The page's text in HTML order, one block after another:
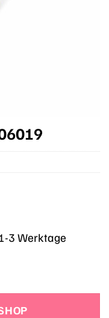
3 Werktage